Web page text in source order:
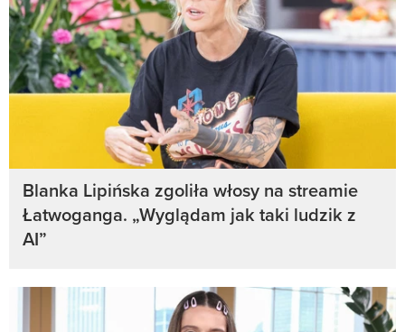
Blanka Lipińska zgoliła włosy na streamie
Łatwoganga. „Wyglądam jak taki ludzik z
AI”